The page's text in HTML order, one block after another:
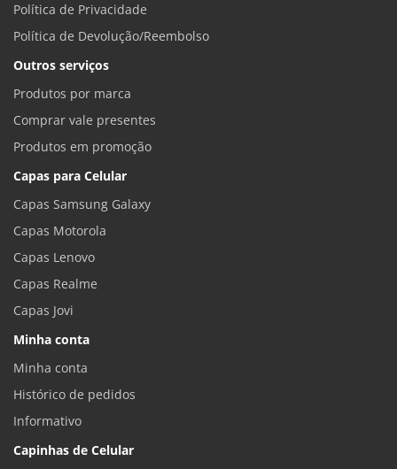
Política de Privacidade
Política de Devolução/Reembolso
Outros serviços
Produtos por marca
Comprar vale presentes
Produtos em promoção
Capas para Celular
Capas Samsung Galaxy
Capas Motorola
Capas Lenovo
Capas Realme
Capas Jovi
Minha conta
Minha conta
Histórico de pedidos
Informativo
Capinhas de Celular